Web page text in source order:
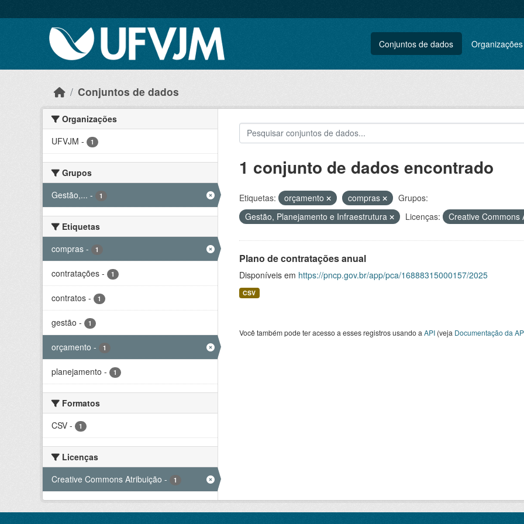
Conjuntos de dados Organizações
Conjuntos de dados
Organizações
UFVJM - 1
Grupos
Gestão,... - 1
Etiquetas
compras - 1
contratações - 1
contratos - 1
gestão - 1
orçamento - 1
planejamento - 1
Formatos
CSV - 1
Licenças
Creative Commons Atribuição - 1
1 conjunto de dados encontrado
Etiquetas: orçamento compras
Grupos:
Gestão, Planejamento e Infraestrutura
Licenças: Creative Commons
Plano de contratações anual
Disponíveis em https://pncp.gov.br/app/pca/16888315000157/2025
CSV
Você também pode ter acesso a esses registros usando a API(veja Documentação da